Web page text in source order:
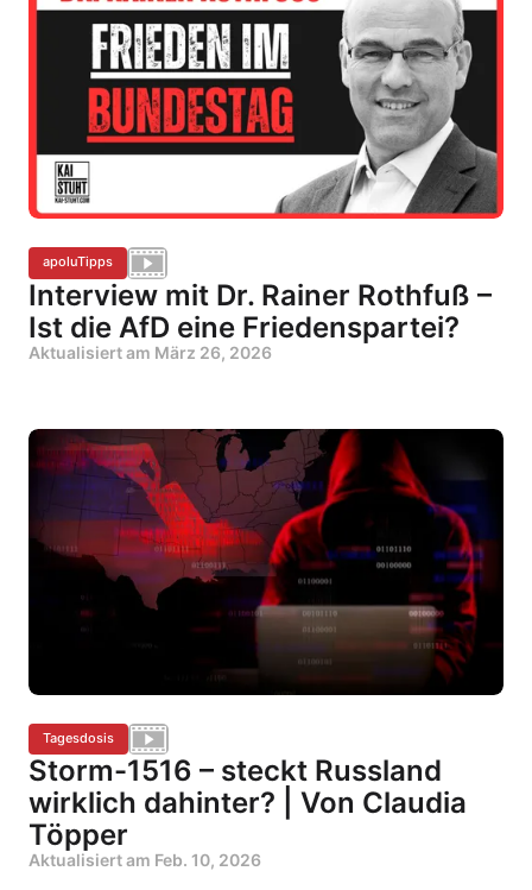
apoluTipps
Interview mit Dr. Rainer Rothfuß –
Ist die AfD eine Friedenspartei?
Aktualisiert am März 26, 2026
Tagesdosis
Storm-1516 – steckt Russland
wirklich dahinter? | Von Claudia
Töpper
Aktualisiert am Feb. 10, 2026